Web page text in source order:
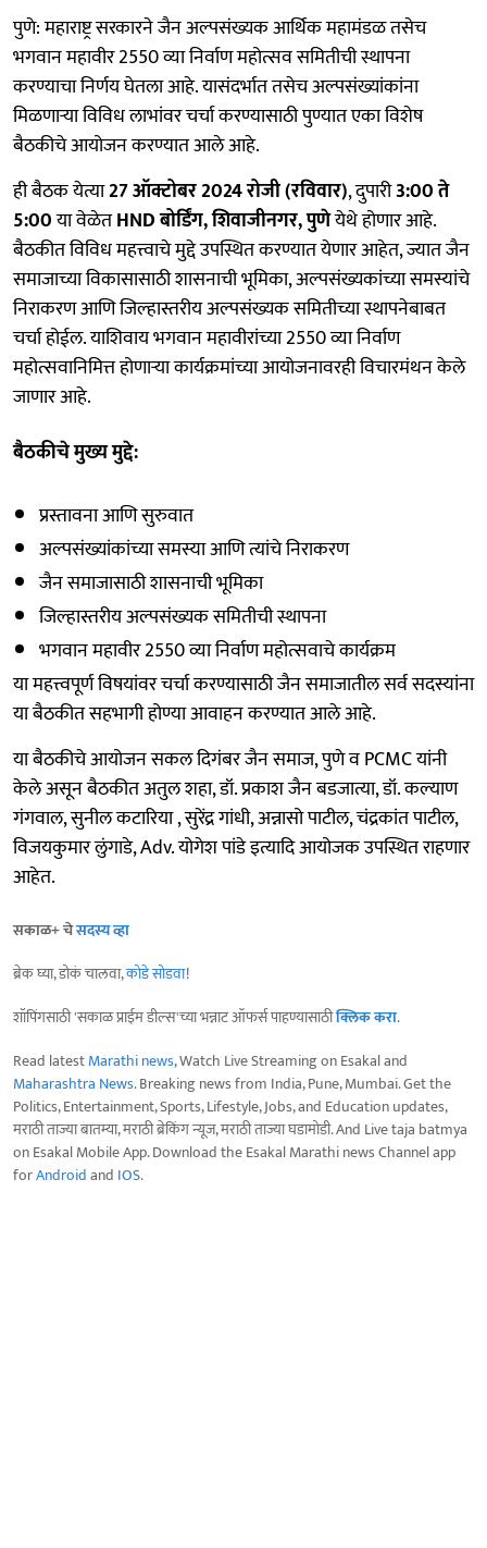
पुणे: महाराष्ट्र सरकारने जैन अल्पसंख्यक आर्थिक महामंडळ तसेच
भगवान महावीर 2550 व्या निर्वाण महोत्सव समितीची स्थापना
करण्याचा निर्णय घेतला आहे. यासंदर्भात तसेच अल्पसंख्यांकांना
मिळणाऱ्या विविध लाभांवर चर्चा करण्यासाठी पुण्यात एका विशेष
बैठकीचे आयोजन करण्यात आले आहे.
ही बैठक येत्या27 ऑक्टोबर 2024 रोजी (रविवार), दुपारी3:00 ते
5:00या वेळेतHND बोर्डिंग, शिवाजीनगर, पुणेयेथे होणार आहे.
बैठकीत विविध महत्त्वाचे मुद्दे उपस्थित करण्यात येणार आहेत, ज्यात जैन
समाजाच्या विकासासाठी शासनाची भूमिका, अल्पसंख्यकांच्या समस्यांचे
निराकरण आणि जिल्हास्तरीय अल्पसंख्यक समितीच्या स्थापनेबाबत
चर्चा होईल. याशिवाय भगवान महावीरांच्या 2550 व्या निर्वाण
महोत्सवानिमित्त होणाऱ्या कार्यक्रमांच्या आयोजनावरही विचारमंथन केले
जाणार आहे.
बैठकीचे मुख्य मुद्दे:
प्रस्तावना आणि सुरुवात
अल्पसंख्यांकांच्या समस्या आणि त्यांचे निराकरण
जैन समाजासाठी शासनाची भूमिका
जिल्हास्तरीय अल्पसंख्यक समितीची स्थापना
भगवान महावीर 2550 व्या निर्वाण महोत्सवाचे कार्यक्रम
या महत्त्वपूर्ण विषयांवर चर्चा करण्यासाठी जैन समाजातील सर्व सदस्यांना
या बैठकीत सहभागी होण्या आवाहन करण्यात आले आहे.
या बैठकीचे आयोजन सकल दिगंबर जैन समाज, पुणे व PCMC यांनी
केले असून बैठकीत अतुल शहा, डॉ. प्रकाश जैन बडजात्या, डॉ. कल्याण
गंगवाल, सुनील कटारिया , सुरेंद्र गांधी, अन्नासो पाटील, चंद्रकांत पाटील,
विजयकुमार लुंगाडे, Adv. योगेश पांडे इत्यादि आयोजक उपस्थित राहणार
आहेत.
सकाळ+ चेसदस्य व्हा
ब्रेक घ्या, डोकं चालवा,कोडे सोडवा!
शॉपिंगसाठी 'सकाळ प्राईम डील्स'च्या भन्नाट ऑफर्स पाहण्यासाठीक्लिक करा.
Read latestMarathi news, Watch Live Streaming on Esakal and
Maharashtra News. Breaking news from India, Pune, Mumbai. Get the
Politics, Entertainment, Sports, Lifestyle, Jobs, and Education updates,
मराठी ताज्या बातम्या, मराठी ब्रेकिंग न्यूज, मराठी ताज्या घडामोडी. And Live taja batmya
on Esakal Mobile App. Download the Esakal Marathi news Channel app
forAndroidand IOS.